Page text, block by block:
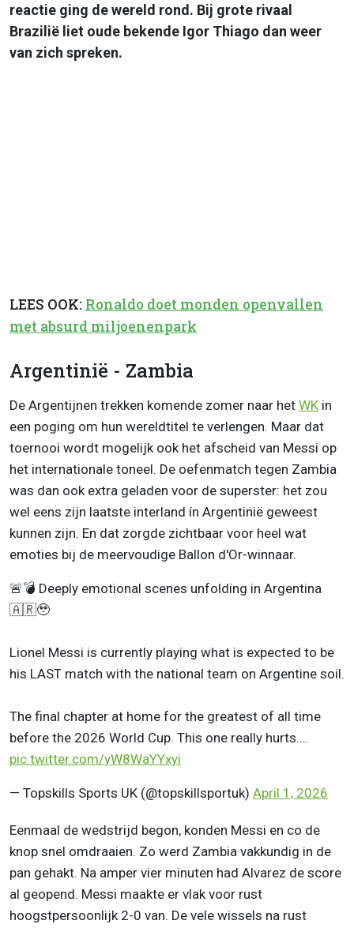
reactie ging de wereld rond. Bij grote rivaal
Brazilië liet oude bekende Igor Thiago dan weer
van zich spreken.
LEES OOK: Ronaldo doet monden openvallen
met absurd miljoenenpark
Argentinië - Zambia
De Argentijnen trekken komende zomer naar het WK in
een poging om hun wereldtitel te verlengen. Maar dat
toernooi wordt mogelijk ook het afscheid van Messi op
het internationale toneel. De oefenmatch tegen Zambia
was dan ook extra geladen voor de superster: het zou
wel eens zijn laatste interland ín Argentinië geweest
kunnen zijn. En dat zorgde zichtbaar voor heel wat
emoties bij de meervoudige Ballon d'Or-winnaar.
🚨💣 Deeply emotional scenes unfolding in Argentina
🇦🇷🥹
Lionel Messi is currently playing what is expected to be
his LAST match with the national team on Argentine soil.
The final chapter at home for the greatest of all time
before the 2026 World Cup. This one really hurts.…
pic.twitter.com/yW8WaYYxyi
— Topskills Sports UK (@topskillsportuk) April 1, 2026
Eenmaal de wedstrijd begon, konden Messi en co de
knop snel omdraaien. Zo werd Zambia vakkundig in de
pan gehakt. Na amper vier minuten had Alvarez de score
al geopend. Messi maakte er vlak voor rust
hoogstpersoonlijk 2-0 van. De vele wissels na rust